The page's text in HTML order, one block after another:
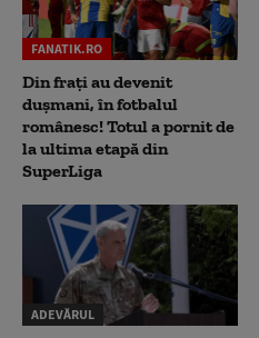
FANATIK.RO
Din frați au devenit
dușmani, în fotbalul
românesc! Totul a pornit de
la ultima etapă din
SuperLiga
ADEVĂRUL